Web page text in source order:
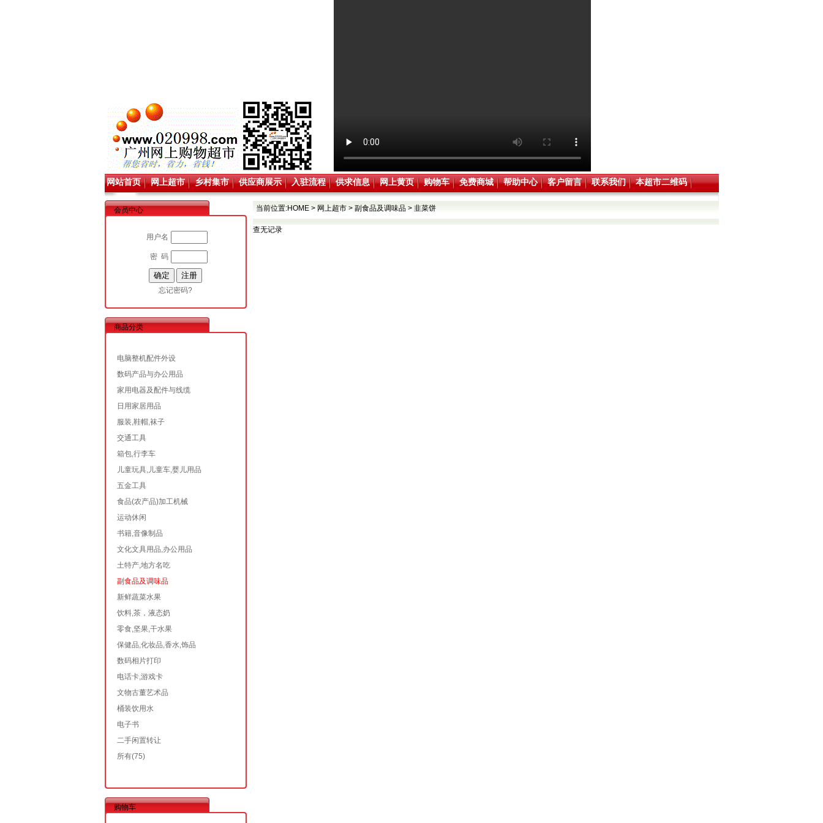
网站首页 网上超市 乡村集市 供应商展示 入驻流程 供求信息 网上黄页 购物车 免费商城 帮助中心 客户留言 联系我们 本超市二维码
会员中心
用户名
密 码
忘记密码?
商品分类
电脑整机配件外设
数码产品与办公用品
家用电器及配件与线缆
日用家居用品
服装,鞋帽,袜子
交通工具
箱包,行李车
儿童玩具,儿童车,婴儿用品
五金工具
食品(农产品)加工机械
运动休闲
书籍,音像制品
文化文具用品,办公用品
土特产,地方名吃
副食品及调味品
新鲜蔬菜水果
饮料,茶，液态奶
零食,坚果,干水果
保健品,化妆品,香水,饰品
数码相片打印
电话卡,游戏卡
文物古董艺术品
桶装饮用水
电子书
二手闲置转让
所有(75)
购物车
当前位置:HOME> 网上超市> 副食品及调味品> 韭菜饼
查无记录